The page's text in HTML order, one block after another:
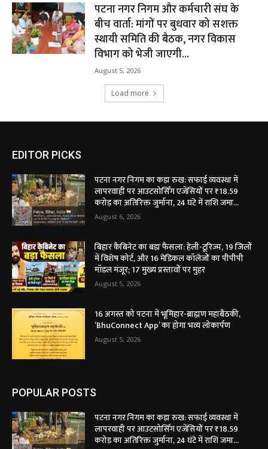
पटना नगर निगम और कर्मचारी संघ के
बीच वार्ता: मांगों पर बुधवार को सशक्त
स्थायी समिति की बैठक, नगर विकास
विभाग को भेजी जाएगी...
August 5, 2026
Load more
EDITOR PICKS
पटना नगर निगम का कड़ा रुख: सफाई व्यवस्था में
लापरवाही पर आउटसोर्सिंग एजेंसियों पर ₹18.59
करोड़ का अतिरिक्त जुर्माना, 24 घंटे में राशि जमा...
August 6, 2026
बिहार कैबिनेट का बड़ा फैसला: हेली-टूरिज्म, 19 जिलों
में विशेष कोर्ट, और 16 मेडिकल कॉलेजों का पीपीपी
मॉडल मंजूर; 17 मुख्य प्रस्तावों पर मुहर
August 5, 2026
16 अगस्त को पटना में भूमिहार-ब्राह्मण महाबैठकी,
‘BhuConnect App’ का होगा भव्य लोकार्पण
August 5, 2026
POPULAR POSTS
पटना नगर निगम का कड़ा रुख: सफाई व्यवस्था में
लापरवाही पर आउटसोर्सिंग एजेंसियों पर ₹18.59
करोड़ का अतिरिक्त जुर्माना, 24 घंटे में राशि जमा...